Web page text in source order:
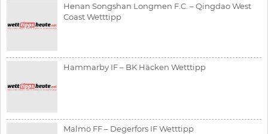
Henan Songshan Longmen F.C. – Qingdao West
Coast Wetttipp
Hammarby IF – BK Häcken Wetttipp
Malmö FF – Degerfors IF Wetttipp